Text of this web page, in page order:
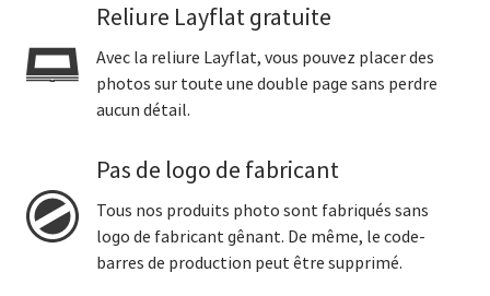
Reliure Layflat gratuite
Avec la reliure Layflat, vous pouvez placer des
photos sur toute une double page sans perdre
aucun détail.
Pas de logo de fabricant
Tous nos produits photo sont fabriqués sans
logo de fabricant gênant. De même, le code-
barres de production peut être supprimé.